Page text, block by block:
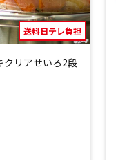
送料日テレ負担
クリアせいろ2段